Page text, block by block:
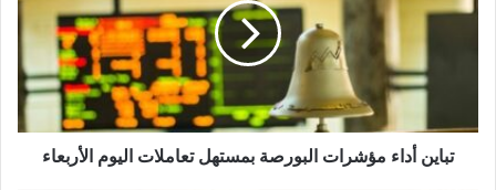
البورصة
تباين أداء مؤشرات البورصة بمستهل تعاملات اليوم الأربعاء